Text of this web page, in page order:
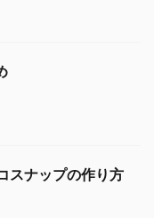
スナップの作り方